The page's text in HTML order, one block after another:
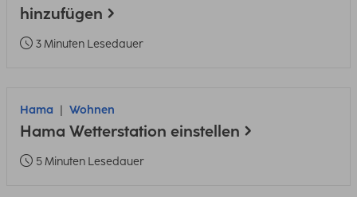
hinzufügen
3 Minuten Lesedauer
Hama Wohnen
Hama Wetterstation einstellen
5 Minuten Lesedauer